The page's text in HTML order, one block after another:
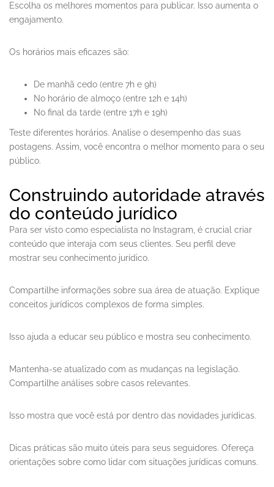
Escolha os melhores momentos para publicar. Isso aumenta o
engajamento.
Os horários mais eficazes são:
De manhã cedo (entre 7h e 9h)
No horário de almoço (entre 12h e 14h)
No final da tarde (entre 17h e 19h)
Teste diferentes horários. Analise o desempenho das suas
postagens. Assim, você encontra o melhor momento para o seu
público.
Construindo autoridade através
do conteúdo jurídico
Para ser visto como especialista no Instagram, é crucial criar
conteúdo que interaja com seus clientes. Seu perfil deve
mostrar seu conhecimento jurídico.
Compartilhe informações sobre sua área de atuação. Explique
conceitos jurídicos complexos de forma simples.
Isso ajuda a educar seu público e mostra seu conhecimento.
Mantenha-se atualizado com as mudanças na legislação.
Compartilhe análises sobre casos relevantes.
Isso mostra que você está por dentro das novidades jurídicas.
Dicas práticas são muito úteis para seus seguidores. Ofereça
orientações sobre como lidar com situações jurídicas comuns.